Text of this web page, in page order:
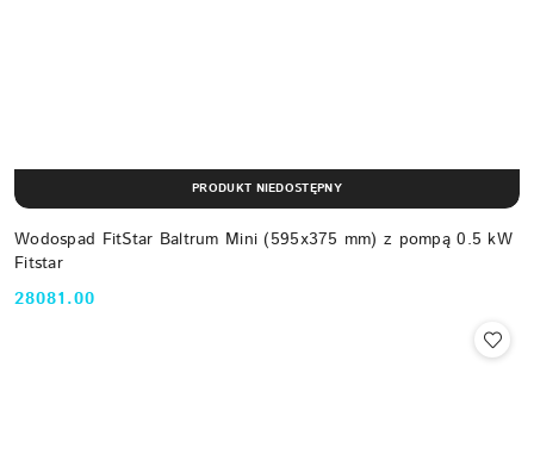
Wodospad FitStar Baltrum Mini (595x375 mm) z pompą 0.5 kW
Fitstar
Cena:
28081.00
PRODUKT NIEDOSTĘPNY